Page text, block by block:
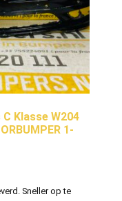
Klasse W204
1-
Sneller op te